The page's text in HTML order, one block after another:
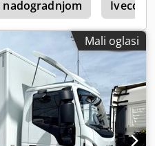
nadogradnjom Iveco
Mali oglasi